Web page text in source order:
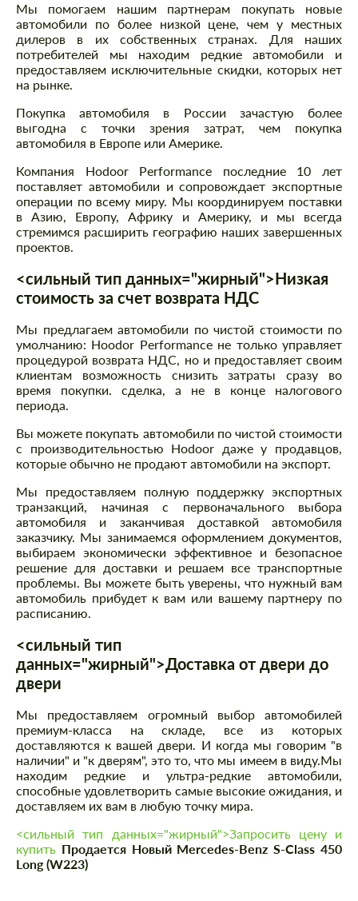
Мы помогаем нашим партнерам покупать новые
автомобили по более низкой цене, чем у местных
дилеров в их собственных странах. Для наших
потребителей мы находим редкие автомобили и
предоставляем исключительные скидки, которых нет
на рынке.
Покупка автомобиля в России зачастую более
выгодна с точки зрения затрат, чем покупка
автомобиля в Европе или Америке.
Компания Hodoor Performance последние 10 лет
поставляет автомобили и сопровождает экспортные
операции по всему миру. Мы координируем поставки
в Азию, Европу, Африку и Америку, и мы всегда
стремимся расширить географию наших завершенных
проектов.
<сильный тип данных="жирный">Низкая
стоимость за счет возврата НДС
Мы предлагаем автомобили по чистой стоимости по
умолчанию: Hoodor Performance не только управляет
процедурой возврата НДС, но и предоставляет своим
клиентам возможность снизить затраты сразу во
время покупки. сделка, а не в конце налогового
периода.
Вы можете покупать автомобили по чистой стоимости
с производительностью Hodoor даже у продавцов,
которые обычно не продают автомобили на экспорт.
Мы предоставляем полную поддержку экспортных
транзакций, начиная с первоначального выбора
автомобиля и заканчивая доставкой автомобиля
заказчику. Мы занимаемся оформлением документов,
выбираем экономически эффективное и безопасное
решение для доставки и решаем все транспортные
проблемы. Вы можете быть уверены, что нужный вам
автомобиль прибудет к вам или вашему партнеру по
расписанию.
<сильный тип
данных="жирный">Доставка от двери до
двери
Мы предоставляем огромный выбор автомобилей
премиум-класса на складе, все из которых
доставляются к вашей двери. И когда мы говорим "в
наличии" и "к дверям", это то, что мы имеем в виду.Мы
находим редкие и ультра-редкие автомобили,
способные удовлетворить самые высокие ожидания, и
доставляем их вам в любую точку мира.
<сильный тип данных="жирный">Запросить цену и
купить Продается Новый Mercedes-Benz S-Class 450
Long (W223)